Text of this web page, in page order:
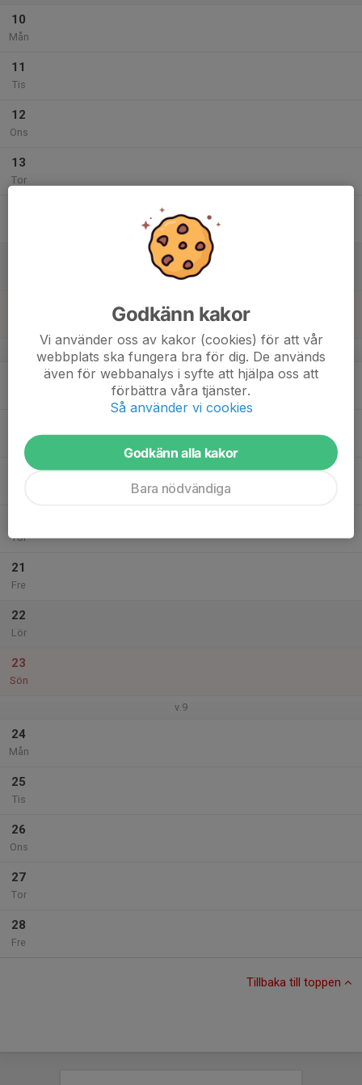
10
Mån
11
Tis
12
Ons
13
Tor
v.8
Tor
21
Fre
22
Lör
23
Sön
v.9
24
Mån
25
Tis
26
Ons
27
Tor
28
Fre
Tillbaka till toppen
Godkänn kakor
Vi använder oss av kakor (cookies) för att vår
webbplats ska fungera bra för dig. De används
även för webbanalys i syfte att hjälpa oss att
förbättra våra tjänster.
Så använder vi cookies
Godkänn alla kakor
Bara nödvändiga